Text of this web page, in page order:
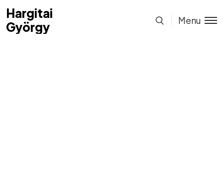
Hargitai
György
Hargitai
György
Menu